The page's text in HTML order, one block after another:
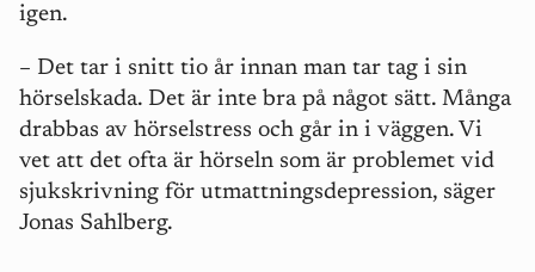
igen.
– Det tar i snitt tio år innan man tar tag i sin
hörselskada. Det är inte bra på något sätt. Många
drabbas av hörselstress och går in i väggen. Vi
vet att det ofta är hörseln som är problemet vid
sjukskrivning för utmattningsdepression, säger
Jonas Sahlberg.